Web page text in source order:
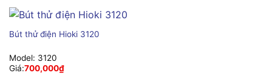
Bút thử điện Hioki 3120
Model: 3120
Giá:700,000₫